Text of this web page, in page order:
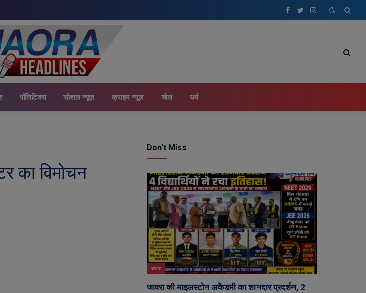
Facebook
TwitterInstagram
पॉलिटिक्स सोशल न्यूज़ क्राइम न्यूज़ खेल धर्म
का विमोचन
Don't Miss
जावरा
जावरा की माइलस्टोन अकैडमी का शानदार प्रदर्शन, 2